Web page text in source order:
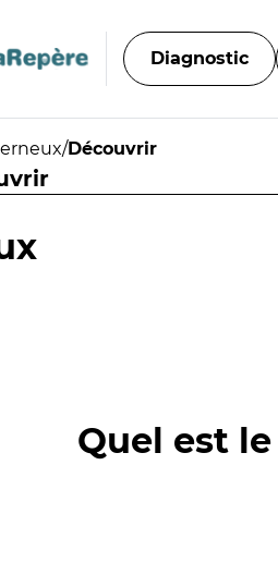
Diagnostic
/Découvrir
Quel est